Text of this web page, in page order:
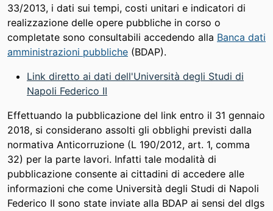
33/2013, i dati sui tempi, costi unitari e indicatori di
realizzazione delle opere pubbliche in corso o
completate sono consultabili accedendo alla Banca dati
amministrazioni pubbliche (BDAP).
Link diretto ai dati dell'Università degli Studi di
Napoli Federico II
Effettuando la pubblicazione del link entro il 31 gennaio
2018, si considerano assolti gli obblighi previsti dalla
normativa Anticorruzione (L 190/2012, art. 1, comma
32) per la parte lavori. Infatti tale modalità di
pubblicazione consente ai cittadini di accedere alle
informazioni che come Università degli Studi di Napoli
Federico II sono state inviate alla BDAP ai sensi del dlgs